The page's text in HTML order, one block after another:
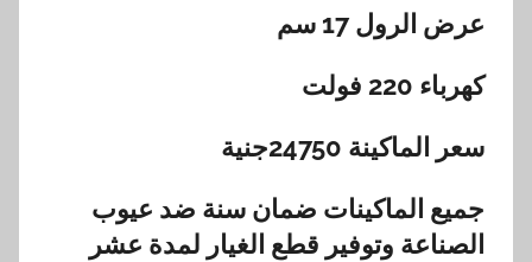
عرض الرول 17 سم
كهرباء 220 فولت
سعر الماكينة 24750جنية
جميع الماكينات ضمان سنة ضد عيوب
الصناعة وتوفير قطع الغيار لمدة عشر